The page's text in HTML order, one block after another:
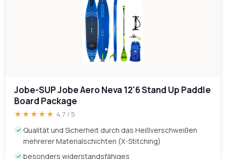
Jobe-SUP Jobe Aero Neva 12'6 Stand Up Paddle
besonders widerstandsfähiges
perfektes Board für Touren
ermöglicht ein komfortables Langzeit-SUP dank des
rutschfesten EVA-Schaummusters